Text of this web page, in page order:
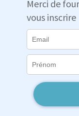
Merci de
vous inscrire